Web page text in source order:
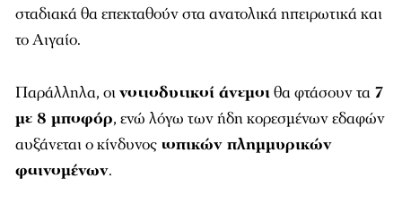
σταδιακά θα επεκταθούν στα ανατολικά ηπειρωτικά και
το Αιγαίο.
Παράλληλα, οινοτιοδυτικοί άνεμοιθα φτάσουν τα 7
με 8 μποφόρ, ενώ λόγω των ήδη κορεσμένων εδαφών
αυξάνεται ο κίνδυνος τοπικών πλημμυρικών
φαινομένων.